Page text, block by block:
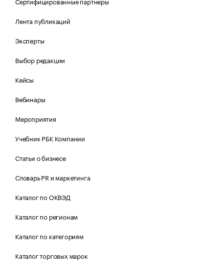
Лента публикаций
Эксперты
Выбор редакции
Кейсы
Вебинары
Мероприятия
Учебник РБК Компании
Статьи о бизнесе
Словарь PR и маркетинга
Каталог по ОКВЭД
Каталог по регионам
Каталог по категориям
Каталог торговых марок